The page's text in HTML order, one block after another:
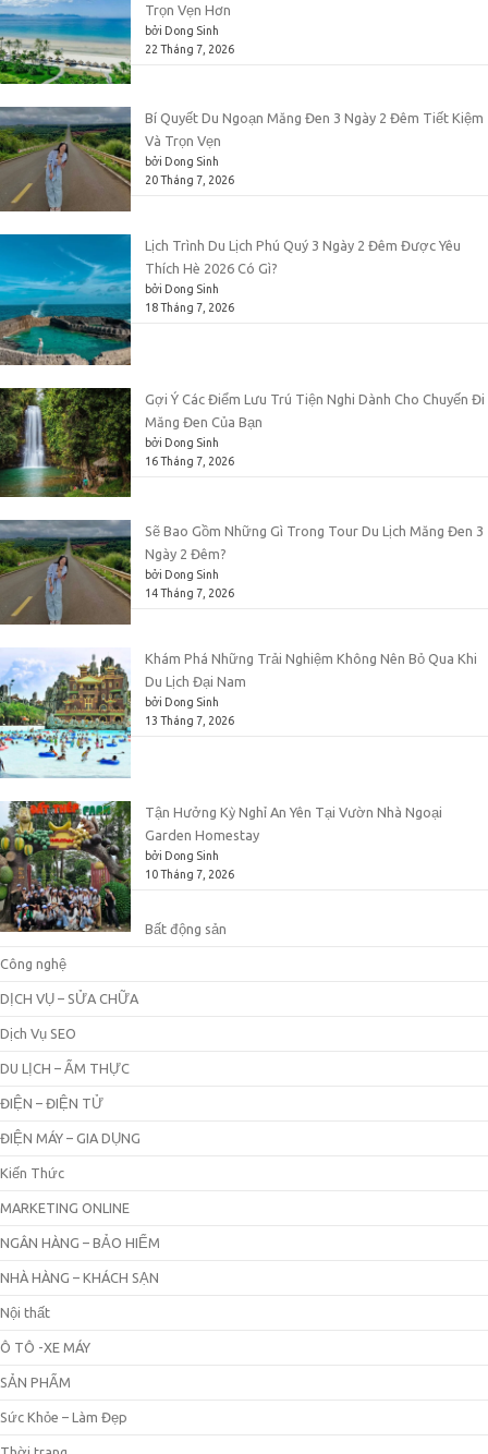
Trọn Vẹn Hơn
bởi Dong Sinh
22 Tháng 7, 2026
Bí Quyết Du Ngoạn Măng Đen 3 Ngày 2 Đêm Tiết Kiệm
Và Trọn Vẹn
bởi Dong Sinh
20 Tháng 7, 2026
Lịch Trình Du Lịch Phú Quý 3 Ngày 2 Đêm Được Yêu
Thích Hè 2026 Có Gì?
bởi Dong Sinh
18 Tháng 7, 2026
Gợi Ý Các Điểm Lưu Trú Tiện Nghi Dành Cho Chuyến Đi
Măng Đen Của Bạn
bởi Dong Sinh
16 Tháng 7, 2026
Sẽ Bao Gồm Những Gì Trong Tour Du Lịch Măng Đen 3
Ngày 2 Đêm?
bởi Dong Sinh
14 Tháng 7, 2026
Khám Phá Những Trải Nghiệm Không Nên Bỏ Qua Khi
Du Lịch Đại Nam
bởi Dong Sinh
13 Tháng 7, 2026
Tận Hưởng Kỳ Nghỉ An Yên Tại Vườn Nhà Ngoại
Garden Homestay
bởi Dong Sinh
10 Tháng 7, 2026
Bất động sản
Công nghệ
DỊCH VỤ – SỬA CHỮA
Dịch Vụ SEO
DU LỊCH – ẨM THỰC
ĐIỆN – ĐIỆN TỬ
ĐIỆN MÁY – GIA DỤNG
Kiến Thức
MARKETING ONLINE
NGÂN HÀNG – BẢO HIỂM
NHÀ HÀNG – KHÁCH SẠN
Nội thất
Ô TÔ -XE MÁY
SẢN PHẨM
Sức Khỏe – Làm Đẹp